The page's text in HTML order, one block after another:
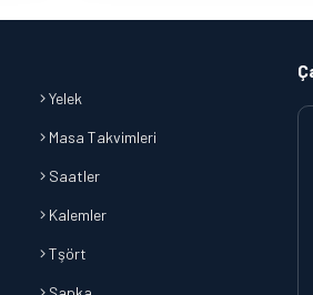
Yelek
Masa Takvimleri
Saatler
Kalemler
Tşört